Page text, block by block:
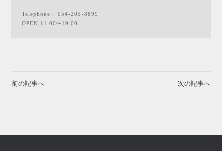
Telephone：054-205-8899
OPEN 11:00〜19:00
前の記事へ 次の記事へ